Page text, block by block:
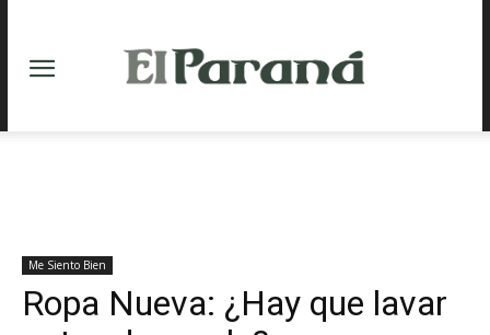
Me Siento Bien
Ropa Nueva: ¿Hay que lavar